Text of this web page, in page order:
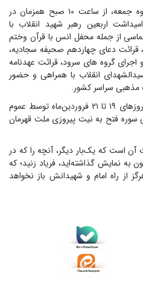
روز جمعه پیش از اقامه نماز پرشکوه جمعه، از ساعت ۱۰ صبح همزمان در
اربعین رهبر شهید انقلاب با
از جمله محفل انس با قرآن وختم
قرائت دعای چهاردهم صحیفه سجادیه،
گروه های سرود، قرائت عهدنامه
انقلاب با همراهی و حضور
مذهبی سراسر کشور.
برپایی مراسم روضه‌های خانگی در روزهای ۱۹ تا ۲۱ فروردین‌ماه توسط عموم
فتح به نیت پیروزی ملت قهرمان
است که یک‌بار دیگر، آنچه را که در
به نمایش گذاشته‌اید، فریاد زنید؛ که
از راه امام و شهیدانش باز نخواهد